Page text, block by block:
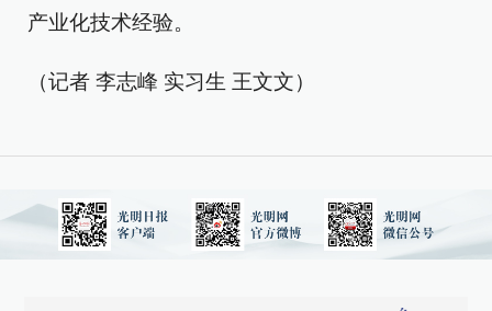
产业化技术经验。
（记者 李志峰 实习生 王文文）